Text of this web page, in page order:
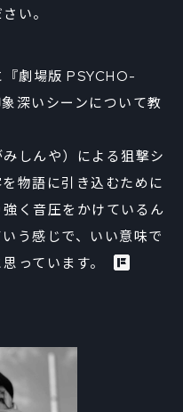
い。
『劇場版 PSYCHO-
深いシーンについて教
しんや）による狙撃シ
物語に引き込むために
く音圧をかけているん
う感じで、いい意味で
っています。